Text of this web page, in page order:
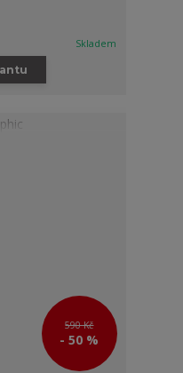
Skladem
590 Kč
- 50 %